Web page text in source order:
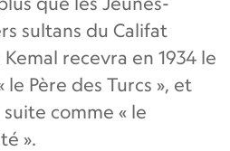
sultans du Califat
recevra en 1934 le
le Père des Turcs », et
comme « le
».